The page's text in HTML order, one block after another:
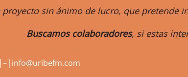
proyecto sin ánimo de lucro, que pretende
Buscamos colaboradores, si estas
|–| info@uribefm.com